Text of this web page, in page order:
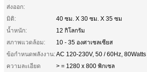
ส่งออก:
มิติ:
40 ซม. X 30 ซม. X 35 ซม
น้ำหนัก:
12 กิโลกรัม
สภาพแวดล้อม:
10 - 35 องศาเซลเซียส
ข้อกำหนดพลังงาน:AC 120-230V, 50 / 60Hz, 80Watts
ความละเอียด
> = 1280 x 800 พิกเซล